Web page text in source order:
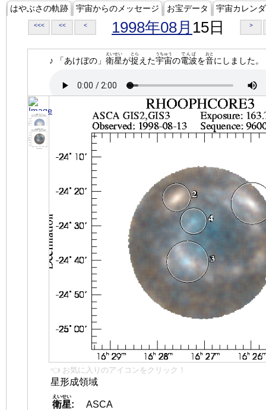
はやぶさの軌跡 宇宙からのメッセージ お宝データ 宇宙カレン
<<< << < 1998年08月 15日 >
♪ 「あけぼの」 衛星
えいせい
が捉
とら
えた宇宙
うちゅう
の電波
でんぱ
を音
おと
にしました。
👈 お気に入りのアイコンをクリック！
星形成領域
衛星
えいせい
:
ASCA